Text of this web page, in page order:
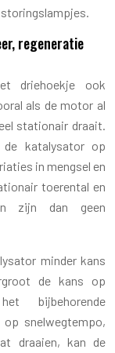
regeneratie
driehoekje ook
als de motor al
stationair draait.
de katalysator op
in mengsel en
toerental en
zijn dan geen
minder kans
de kans op
bijbehorende
op snelwegtempo,
draaien, kan de